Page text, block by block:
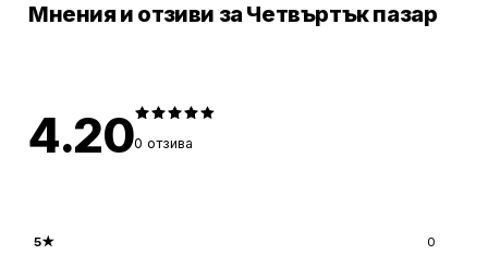
Мнения и отзиви за Четвъртък пазар
4.200 отзива
5★ 0